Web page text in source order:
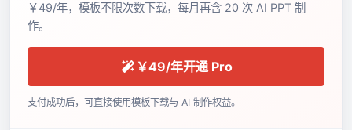
￥49/年，模板不限次数下载，每月再含 20 次 AI PPT 制
作。
￥49/年开通 Pro
支付成功后，可直接使用模板下载与 AI 制作权益。